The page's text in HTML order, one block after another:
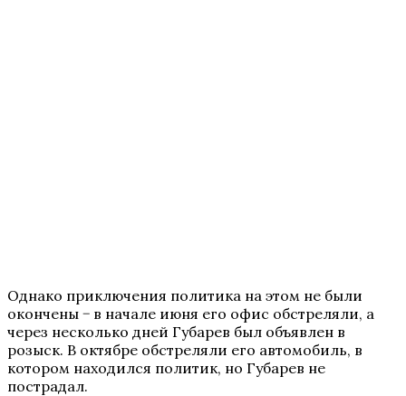
Однако приключения политика на этом не были
окончены − в начале июня его офис обстреляли, а
через несколько дней Губарев был объявлен в
розыск. В октябре обстреляли его автомобиль, в
котором находился политик, но Губарев не
пострадал.